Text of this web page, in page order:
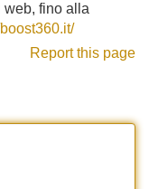
fino alla
Report this page